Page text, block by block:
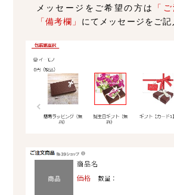
メッセージをご希望の方は
「
「備考欄」 にてメッセージをご記